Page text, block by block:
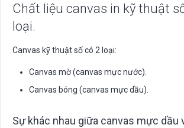
Chất liệu canvas in kỹ thuật
loại.
Canvas kỹ thuật số có 2 loại:
Canvas mờ (canvas mực nước).
Canvas bóng (canvas mực dầu).
Sự khác nhau giữa canvas mực dầu